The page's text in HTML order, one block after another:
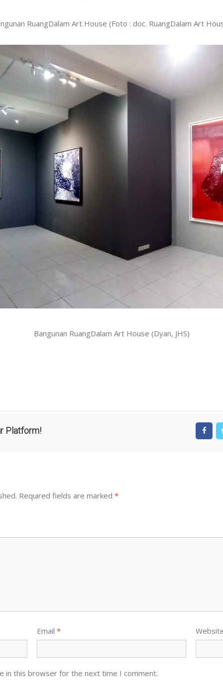
RuangDalam Art House (Foto : doc. RuangDalam Art
Bangunan RuangDalam Art House (Dyan, JHS)
Platform!
Required fields are marked *
Email *
in this browser for the next time I comment.